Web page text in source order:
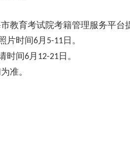
教育考试院考籍管理服务平台
片时间6月 5-11 日。
时间6月 12-21 日。
准。